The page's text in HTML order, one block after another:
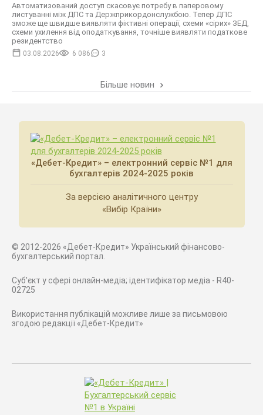
Автоматизований доступ скасовує потребу в паперовому
листуванні між ДПС та Держприкордонслужбою. Тепер ДПС
зможе ще швидше виявляти фіктивні операції, схеми «сірих» ЗЕД,
схеми ухилення від оподаткування, точніше виявляти податкове
резидентство
03.08.2026 6 086 3
Більше новин
«Дебет-Кредит» – електронний сервіс №1 для
бухгалтерів 2024-2025 років
За версією аналітичного центру
«Вибір Країни»
© 2012-2026 «Дебет-Кредит» Український фінансово-
бухгалтерський портал.
Суб'єкт у сфері онлайн-медіа; ідентифікатор медіа - R40-
02725
Використання публікацій можливе лише за письмовою
згодою редакції «Дебет-Кредит»